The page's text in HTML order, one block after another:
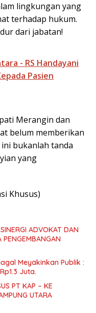
lingkungan yang
terhadap hukum.
dari jabatan!
- RS Handayani
Pasien
Merangin dan
belum memberikan
bukanlah tanda
yang
Khusus)
ADVOKAT DAN
PENGEMBANGAN
Meyakinkan Publik :
Juta.
PT KAP – KE
UTARA